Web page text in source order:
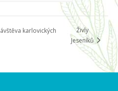
karlovických
Živly
Jeseníků